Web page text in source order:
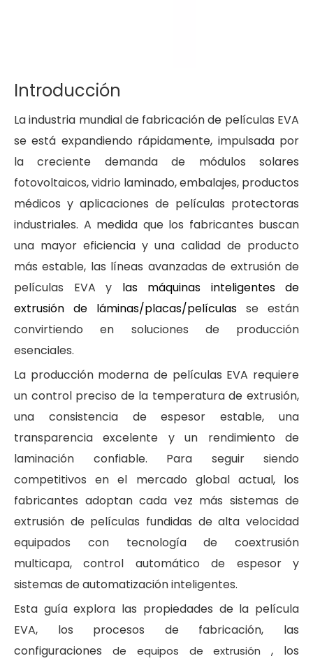
Introducción
La industria mundial de fabricación de películas EVA
se está expandiendo rápidamente, impulsada por
la creciente demanda de módulos solares
fotovoltaicos, vidrio laminado, embalajes, productos
médicos y aplicaciones de películas protectoras
industriales. A medida que los fabricantes buscan
una mayor eficiencia y una calidad de producto
más estable, las líneas avanzadas de extrusión de
películas EVA y las máquinas inteligentes de
extrusión de láminas/placas/películas se están
convirtiendo en soluciones de producción
esenciales.
La producción moderna de películas EVA requiere
un control preciso de la temperatura de extrusión,
una consistencia de espesor estable, una
transparencia excelente y un rendimiento de
laminación confiable. Para seguir siendo
competitivos en el mercado global actual, los
fabricantes adoptan cada vez más sistemas de
extrusión de películas fundidas de alta velocidad
equipados con tecnología de coextrusión
multicapa, control automático de espesor y
sistemas de automatización inteligentes.
Esta guía explora las propiedades de la película
EVA, los procesos de fabricación, las
configuraciones de equipos de extrusión, los